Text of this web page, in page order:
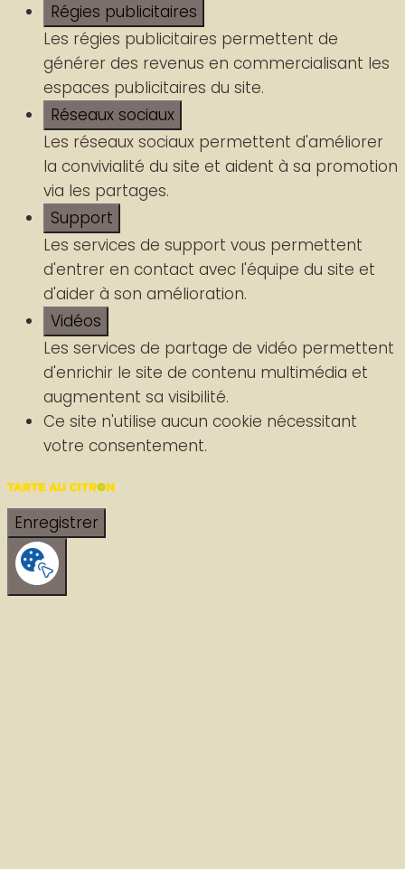
Régies publicitaires
Les régies publicitaires permettent de
générer des revenus en commercialisant les
espaces publicitaires du site.
Réseaux sociaux
Les réseaux sociaux permettent d'améliorer
la convivialité du site et aident à sa promotion
via les partages.
Support
Les services de support vous permettent
d'entrer en contact avec l'équipe du site et
d'aider à son amélioration.
Vidéos
Les services de partage de vidéo permettent
d'enrichir le site de contenu multimédia et
augmentent sa visibilité.
Ce site n'utilise aucun cookie nécessitant
votre consentement.
Enregistrer